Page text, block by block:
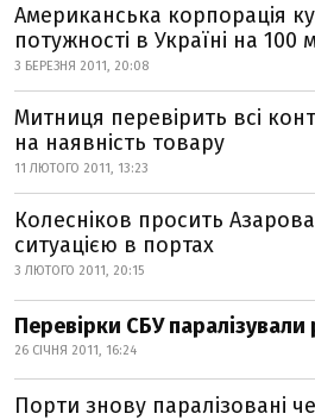
Американська корпорація
потужності в Україні на 100
3 БЕРЕЗНЯ 2011, 20:08
Митниця перевірить всі
на наявність товару
11 ЛЮТОГО 2011, 13:23
Колесніков просить
ситуацією в портах
3 ЛЮТОГО 2011, 20:15
Перевірки СБУ
26 СІЧНЯ 2011, 16:24
Порти знову паралізовані